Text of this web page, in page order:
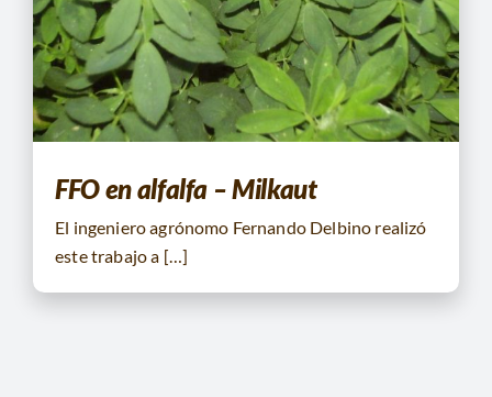
CONTACTO
BUSCAR:
FFO en alfalfa – Milkaut
El ingeniero agrónomo Fernando Delbino realizó
este trabajo a […]